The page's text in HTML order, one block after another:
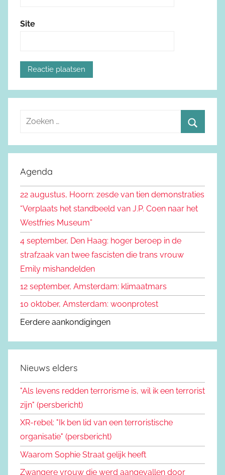
Site
e
e
n
r
:
o
e
n
Agenda
22 augustus, Hoorn: zesde van tien demonstraties
“Verplaats het standbeeld van J.P. Coen naar het
Westfries Museum”
4 september, Den Haag: hoger beroep in de
strafzaak van twee fascisten die trans vrouw
Emily mishandelden
12 september, Amsterdam: klimaatmars
10 oktober, Amsterdam: woonprotest
Eerdere aankondigingen
Nieuws elders
"Als levens redden terrorisme is, wil ik een terrorist
zijn" (persbericht)
XR-rebel: "Ik ben lid van een terroristische
organisatie" (persbericht)
Waarom Sophie Straat gelijk heeft
Zwangere vrouw die werd aangevallen door